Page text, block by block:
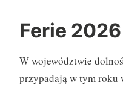
Ferie 2026
W województwie
przypadają w tym roku